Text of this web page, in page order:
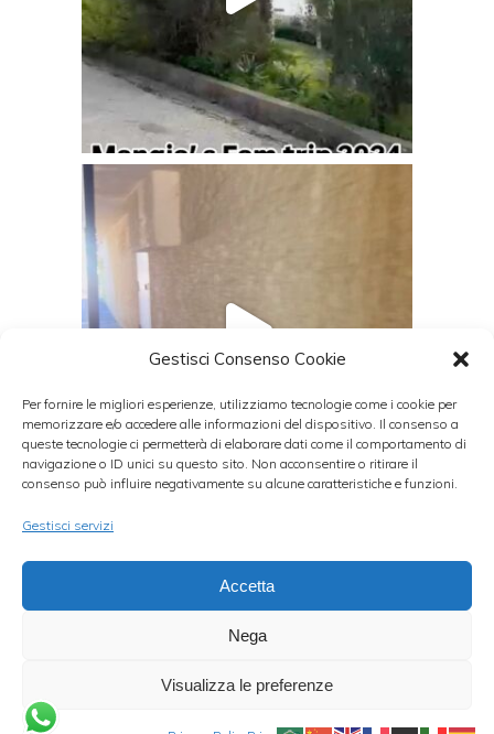
Gestisci Consenso Cookie
Per fornire le migliori esperienze, utilizziamo tecnologie come i cookie per
memorizzare e/o accedere alle informazioni del dispositivo. Il consenso a
queste tecnologie ci permetterà di elaborare dati come il comportamento di
navigazione o ID unici su questo sito. Non acconsentire o ritirare il
consenso può influire negativamente su alcune caratteristiche e funzioni.
Gestisci servizi
Accetta
Nega
Visualizza le preferenze
Designed by WebVox.it
Seguici sui nostri canali social
Facebook Twitter Instagram